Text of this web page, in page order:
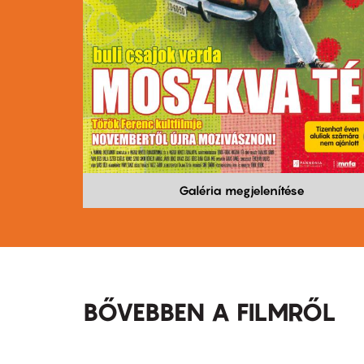
Galéria megjelenítése
BŐVEBBEN A FILMRŐL